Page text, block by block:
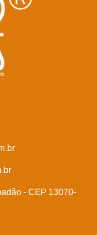
- CEP 13070-